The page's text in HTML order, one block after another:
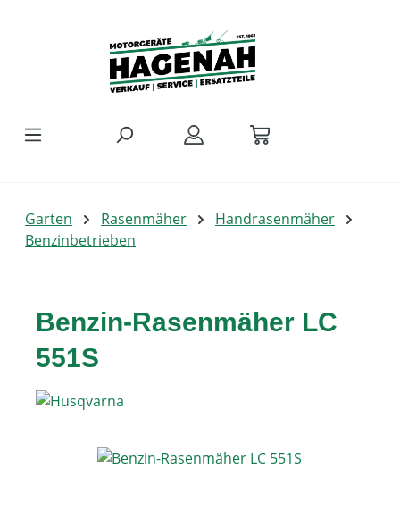
Garten Rasenmäher
Handrasenmäher
Benzinbetrieben
Benzin-Rasenmäher LC
551S
Bildergalerie überspringen